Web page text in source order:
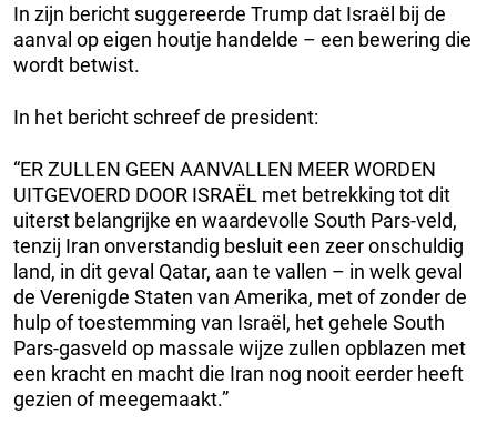
In zijn bericht suggereerde Trump dat Israël bij de
aanval op eigen houtje handelde – een bewering die
wordt betwist.
In het bericht schreef de president:
“ER ZULLEN GEEN AANVALLEN MEER WORDEN
UITGEVOERD DOOR ISRAËL met betrekking tot dit
uiterst belangrijke en waardevolle South Pars-veld,
tenzij Iran onverstandig besluit een zeer onschuldig
land, in dit geval Qatar, aan te vallen – in welk geval
de Verenigde Staten van Amerika, met of zonder de
hulp of toestemming van Israël, het gehele South
Pars-gasveld op massale wijze zullen opblazen met
een kracht en macht die Iran nog nooit eerder heeft
gezien of meegemaakt.”